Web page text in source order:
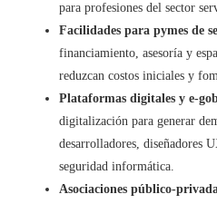
para profesiones del sector
Facilidades para pymes de
financiamiento, asesoría y
reduzcan costos iniciales y
Plataformas digitales y e-
digitalización para generar
desarrolladores, diseñadores
seguridad informática.
Asociaciones público-